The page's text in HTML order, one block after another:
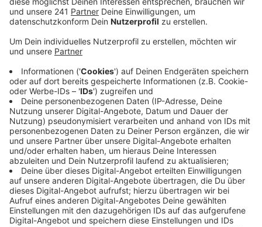
Anzeige
Demnach könnte es künftig eine deutliche
Unterversorgung im medizinischen Sektor geben.
Beispiel Geburten: Nach Angaben des Rates sollen
dem Kreis pro Jahr nur etwa 2200 Geburten
zugewiesen werden und damit dramatisch zu wenig,
heißt es. Rein statistisch gibt es im Kreis nämlich
jedes Jahr über 5000 Geburten. Außerdem sei es
dringend notwenig, die Krankenhäuser in Eitorf und Bad
Honnef zu sichern. Sonst können 90 Prozent der
Menschen ein Krankenhaus nicht mehr innerhalb von 20
Minuten erreichen. Der Sprecher raten zudem
dringend, die Leistungen für Früh- und Neugeborene in